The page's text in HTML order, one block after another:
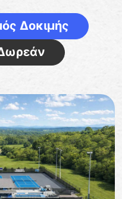
Δοκιμής